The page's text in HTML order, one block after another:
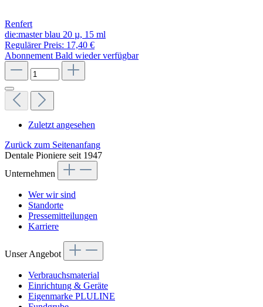
Renfert
die:master blau 20 µ, 15 ml
Regulärer Preis: 17,40 €
Abonnement Bald wieder verfügbar
Zuletzt angesehen
Zurück zum Seitenanfang
Dentale Pioniere seit 1947
Unternehmen
Wer wir sind
Standorte
Pressemitteilungen
Karriere
Unser Angebot
Verbrauchsmaterial
Einrichtung & Geräte
Eigenmarke PLULINE